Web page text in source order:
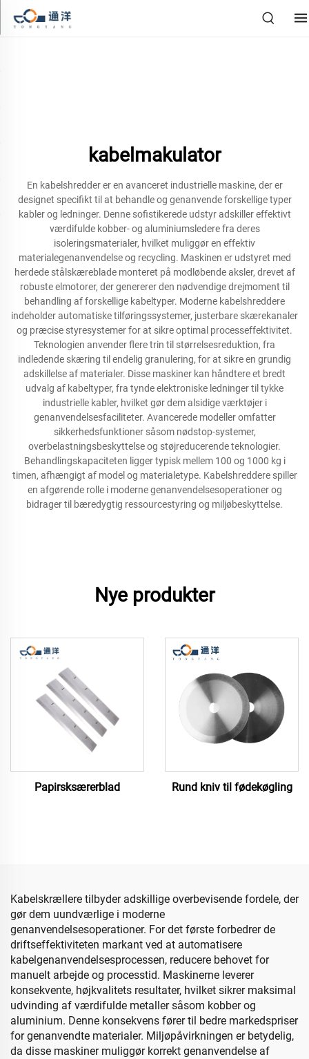
kabelmakulator
En kabelshredder er en avanceret industrielle maskine, der er
designet specifikt til at behandle og genanvende forskellige typer
kabler og ledninger. Denne sofistikerede udstyr adskiller effektivt
værdifulde kobber- og aluminiumsledere fra deres
isoleringsmaterialer, hvilket muliggør en effektiv
materialegenanvendelse og recycling. Maskinen er udstyret med
herdede stålskæreblade monteret på modløbende aksler, drevet af
robuste elmotorer, der genererer den nødvendige drejmoment til
behandling af forskellige kabeltyper. Moderne kabelshreddere
indeholder automatiske tilføringssystemer, justerbare skærekanaler
og præcise styresystemer for at sikre optimal processeffektivitet.
Teknologien anvender flere trin til størrelsesreduktion, fra
indledende skæring til endelig granulering, for at sikre en grundig
adskillelse af materialer. Disse maskiner kan håndtere et bredt
udvalg af kabeltyper, fra tynde elektroniske ledninger til tykke
industrielle kabler, hvilket gør dem alsidige værktøjer i
genanvendelsesfaciliteter. Avancerede modeller omfatter
sikkerhedsfunktioner såsom nødstop-systemer,
overbelastningsbeskyttelse og støjreducerende teknologier.
Behandlingskapaciteten ligger typisk mellem 100 og 1000 kg i
timen, afhængigt af model og materialetype. Kabelshreddere spiller
en afgørende rolle i moderne genanvendelsesoperationer og
bidrager til bæredygtig ressourcestyring og miljøbeskyttelse.
Nye produkter
Papirsksærerblad Rund kniv til fødekøgling
Kabelskrællere tilbyder adskillige overbevisende fordele, der
gør dem uundværlige i moderne
genanvendelsesoperationer. For det første forbedrer de
driftseffektiviteten markant ved at automatisere
kabelgenanvendelsesprocessen, reducere behovet for
manuelt arbejde og processtid. Maskinerne leverer
konsekvente, højkvalitets resultater, hvilket sikrer maksimal
udvinding af værdifulde metaller såsom kobber og
aluminium. Denne konsekvens fører til bedre markedspriser
for genanvendte materialer. Miljøpåvirkningen er betydelig,
da disse maskiner muliggør korrekt genanvendelse af